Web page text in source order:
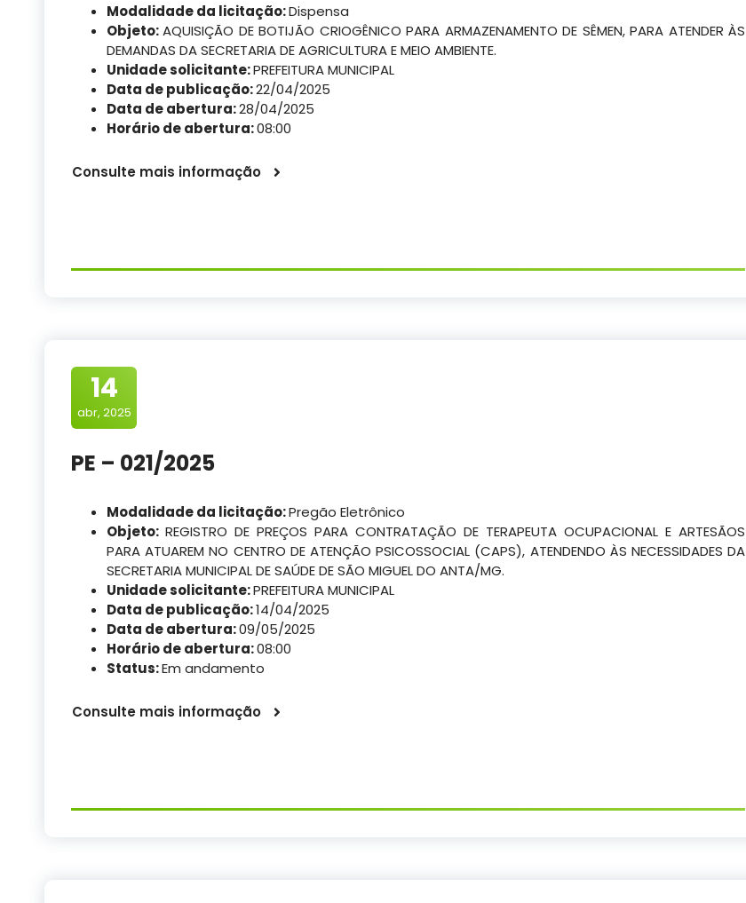
Modalidade da licitação:Dispensa
Objeto:AQUISIÇÃO DE BOTIJÃO CRIOGÊNICO PARA ARMAZENAMENTO DE SÊMEN, PARA ATENDER ÀS
DEMANDAS DA SECRETARIA DE AGRICULTURA E MEIO AMBIENTE.
Unidade solicitante:PREFEITURA MUNICIPAL
Data de publicação:22/04/2025
Data de abertura:28/04/2025
Horário de abertura:08:00
Consulte mais informação
14
abr, 2025
PE – 021/2025
Modalidade da licitação:Pregão Eletrônico
Objeto:REGISTRO DE PREÇOS PARA CONTRATAÇÃO DE TERAPEUTA OCUPACIONAL E ARTESÃOS
PARA ATUAREM NO CENTRO DE ATENÇÃO PSICOSSOCIAL (CAPS), ATENDENDO ÀS NECESSIDADES DA
SECRETARIA MUNICIPAL DE SAÚDE DE SÃO MIGUEL DO ANTA/MG.
Unidade solicitante:PREFEITURA MUNICIPAL
Data de publicação:14/04/2025
Data de abertura:09/05/2025
Horário de abertura:08:00
Status:Em andamento
Consulte mais informação